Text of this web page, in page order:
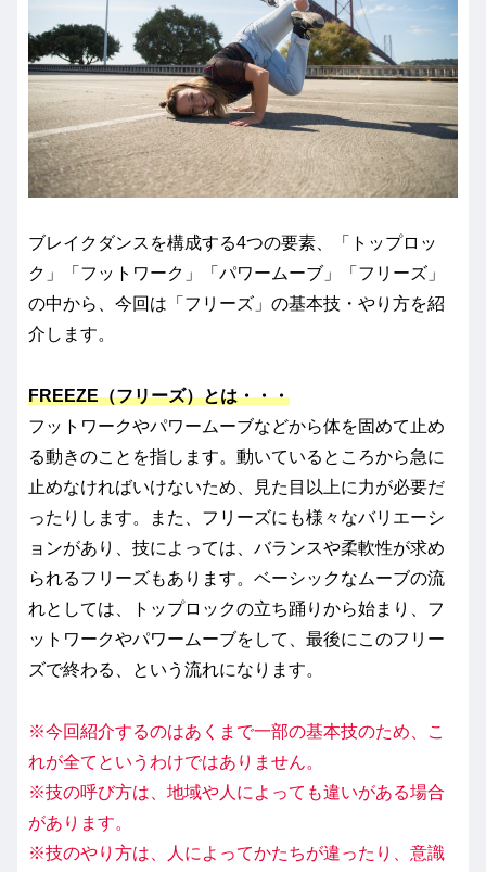
ブレイクダンスを構成する4つの要素、「トップロッ
ク」「フットワーク」「パワームーブ」「フリーズ」
の中から、今回は「フリーズ」の基本技・やり方を紹
介します。
FREEZE（フリーズ）とは・・・
フットワークやパワームーブなどから体を固めて止め
る動きのことを指します。動いているところから急に
止めなければいけないため、見た目以上に力が必要だ
ったりします。また、フリーズにも様々なバリエーシ
ョンがあり、技によっては、バランスや柔軟性が求め
られるフリーズもあります。ベーシックなムーブの流
れとしては、トップロックの立ち踊りから始まり、フ
ットワークやパワームーブをして、最後にこのフリー
ズで終わる、という流れになります。
※今回紹介するのはあくまで一部の基本技のため、こ
れが全てというわけではありません。
※技の呼び方は、地域や人によっても違いがある場合
があります。
※技のやり方は、人によってかたちが違ったり、意識